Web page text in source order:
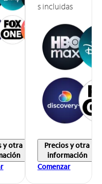
y otra
s incluidas
Precios y otra
información
Comenzar